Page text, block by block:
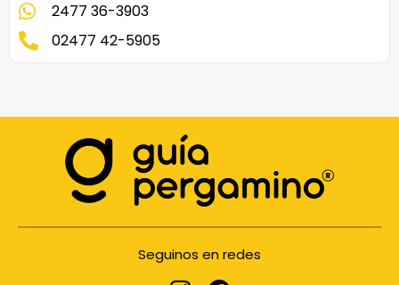
2477 36-3903
02477 42-5905
Seguinos en redes